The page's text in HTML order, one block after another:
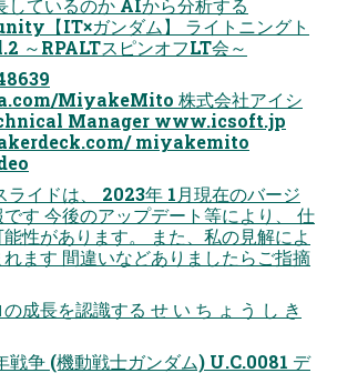
【IT×ガンダム】 ライトニングト
～RPALTスピンオフLT会～
MiyakeMito 株式会社アイシ
Manager www.icsoft.jp
miyakemito
ライドは、 2023年 1月現在のバージ
です 今後のアップデート等により、 仕
性があります。 また、私の見解によ
ます 間違いなどありましたらご指摘
成長を認識する せ い ち ょ う し き
戦争 (機動戦士ガンダム) U.C.0081 デ